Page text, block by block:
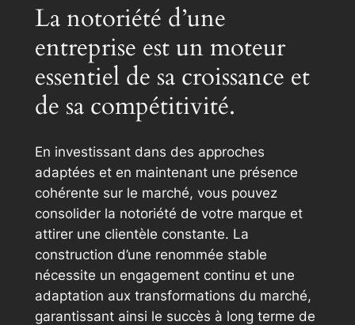
La notoriété d’une
entreprise est un moteur
essentiel de sa croissance et
de sa compétitivité.
En investissant dans des approches
adaptées et en maintenant une présence
cohérente sur le marché, vous pouvez
consolider la notoriété de votre marque et
attirer une clientèle constante. La
construction d’une renommée stable
nécessite un engagement continu et une
adaptation aux transformations du marché,
garantissant ainsi le succès à long terme de